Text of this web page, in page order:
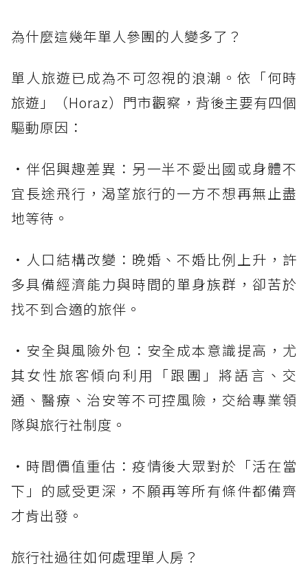
為什麼這幾年單人參團的人變多了？
單人旅遊已成為不可忽視的浪潮。依「何時
旅遊」（Horaz）門市觀察，背後主要有四個
驅動原因：
・伴侶興趣差異：另一半不愛出國或身體不
宜長途飛行，渴望旅行的一方不想再無止盡
地等待。
・人口結構改變：晚婚、不婚比例上升，許
多具備經濟能力與時間的單身族群，卻苦於
找不到合適的旅伴。
・安全與風險外包：安全成本意識提高，尤
其女性旅客傾向利用「跟團」將語言、交
通、醫療、治安等不可控風險，交給專業領
隊與旅行社制度。
・時間價值重估：疫情後大眾對於「活在當
下」的感受更深，不願再等所有條件都備齊
才肯出發。
旅行社過往如何處理單人房？